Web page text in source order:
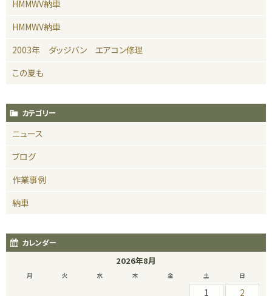
HMMWV納車
HMMWV納車
2003年 ダッジバン エアコン修理
この夏も
カテゴリー
ニュース
ブログ
作業事例
納車
カレンダー
2026年8月
月 火 水 木 金 土 日
1
2